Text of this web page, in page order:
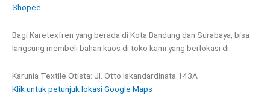
Shopee
Bagi Karetexfren yang berada di Kota Bandung dan Surabaya, bisa
langsung membeli bahan kaos di toko kami yang berlokasi di:
Karunia Textile Otista: Jl. Otto Iskandardinata 143A
Klik untuk petunjuk lokasi Google Maps